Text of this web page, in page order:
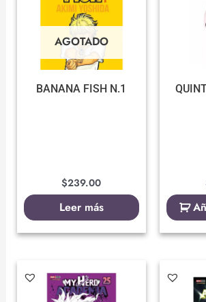
AGOTADO
BANANA FISH N.1
$239.00
Leer más